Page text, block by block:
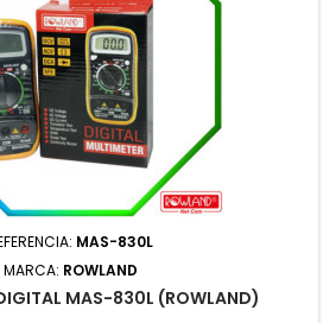
MAS-830L
MARCA: ROWLAND
MAS-830L (ROWLAND)